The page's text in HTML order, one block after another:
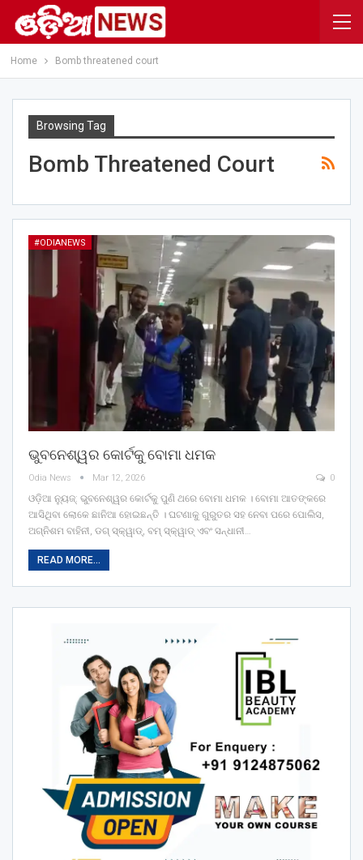
Home Bomb threatened court
Browsing Tag
Bomb Threatened Court
#ODIANEWS
ଭୁବନେଶ୍ୱର କୋର୍ଟକୁ ବୋମା ଧମକ
Odia News Mar 12, 2026 0
ଓଡ଼ିଆ ନ୍ୟୁଜ୍: ଭୁବନେଶ୍ୱର କୋର୍ଟକୁ ପୁଣି ଥରେ ବୋମା ଧମକ । ବୋମା ଆତଙ୍କରେ
ଆସିଥିବା ଲୋକେ ଛାନିଆ ହୋଇଛନ୍ତି । ଘଟଣାକୁ ଗୁରୁତର ସହ ନେବା ପରେ ପୋଲିସ,
ଅଗ୍ନିଶମ ବାହିନୀ, ଡଗ୍ ସ୍କ୍ୱାଡ୍, ବମ୍ ସ୍କ୍ୱାଡ୍ ଏବଂ ସନ୍ଧାନୀ…
READ MORE...